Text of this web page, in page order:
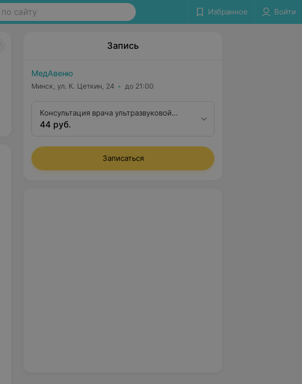
сайту Избранное Войти
Запись
МедАвеню
Минск, ул. К. Цеткин, 24 до 21:00
Консультация врача ультразвуковой
диагностики 1 квалификационной
44 руб.
Записаться